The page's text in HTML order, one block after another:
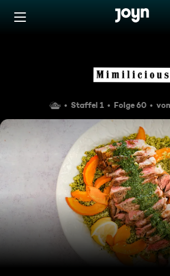
Zum Inhalt springen
Rib
Staffel 1 Folge 60